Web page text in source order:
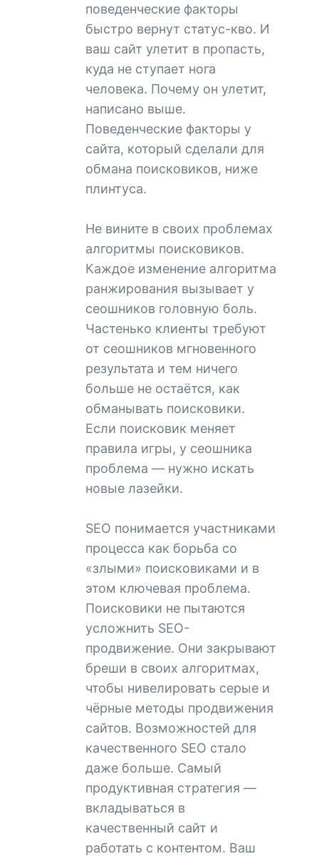
поведенческие факторы
быстро вернут статус-кво. И
ваш сайт улетит в пропасть,
куда не ступает нога
человека. Почему он улетит,
написано выше.
Поведенческие факторы у
сайта, который сделали для
обмана поисковиков, ниже
плинтуса.
Не вините в своих проблемах
алгоритмы поисковиков.
Каждое изменение алгоритма
ранжирования вызывает у
сеошников головную боль.
Частенько клиенты требуют
от сеошников мгновенного
результата и тем ничего
больше не остаётся, как
обманывать поисковики.
Если поисковик меняет
правила игры, у сеошника
проблема — нужно искать
новые лазейки.
SEO понимается участниками
процесса как борьба со
«злыми» поисковиками и в
этом ключевая проблема.
Поисковики не пытаются
усложнить SEO-
продвижение. Они закрывают
бреши в своих алгоритмах,
чтобы нивелировать серые и
чёрные методы продвижения
сайтов. Возможностей для
качественного SEO стало
даже больше. Самый
продуктивная стратегия —
вкладываться в
качественный сайт и
работать с контентом. Ваш